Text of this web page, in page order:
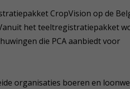
CropVision op de
het teeltregistratiepakket
die PCA aanbiedt voor
organisaties boeren en